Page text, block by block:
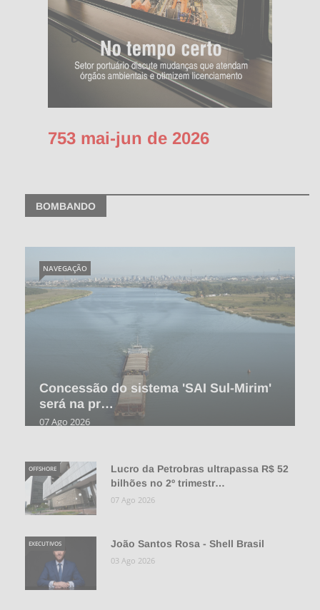
753 mai-jun de 2026
BOMBANDO
Concessão do sistema 'SAI Sul-Mirim'
será na pr…
07 Ago 2026
NAVEGAÇÃO
Lucro da Petrobras ultrapassa R$ 52
bilhões no 2º trimestr…
OFFSHORE
07 Ago 2026
João Santos Rosa - Shell Brasil
EXECUTIVOS
03 Ago 2026